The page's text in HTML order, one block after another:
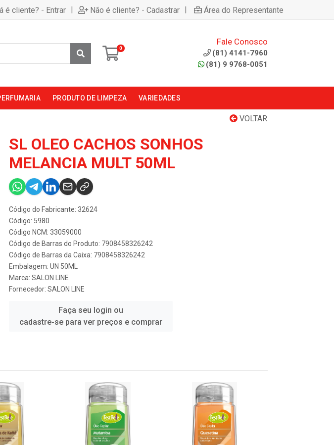
é cliente? - Entrar | Não é cliente? - Cadastrar | Área do Representante
0
Fale Conosco
(81) 4141-7960
(81) 9 9768-0051
PRODUTO DE LIMPEZA VARIEDADES
VOLTAR
SL OLEO CACHOS SONHOS
MELANCIA MULT 50ML
Código do Fabricante: 32624
Código: 5980
Código NCM: 33059000
Código de Barras do Produto: 7908458326242
Código de Barras da Caixa: 7908458326242
Embalagem: UN 50ML
Marca: SALON LINE
Fornecedor: SALON LINE
Faça seu login ou
cadastre-se para ver preços e comprar